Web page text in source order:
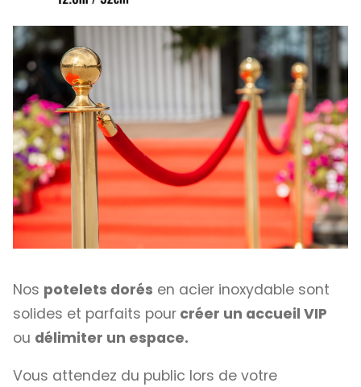
Nos potelets dorés en acier inoxydable sont
solides et parfaits pour créer un accueil VIP
ou délimiter un espace.
Vous attendez du public lors de votre